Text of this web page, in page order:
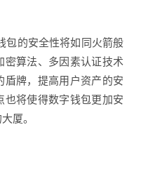
包的安全性将如同火箭般
密算法、多因素认证技术
牌，提高用户资产的安
将使得数字钱包更加安
厦。